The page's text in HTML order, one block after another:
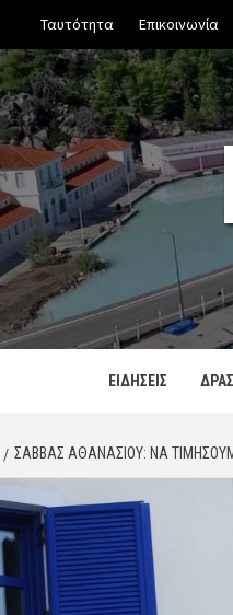
Ταυτότητα Επικοινωνία
ΕΙΔΗΣΕΙΣ
ΣΆΒΒΑΣ ΑΘΑΝΑΣΊΟΥ: ΝΑ